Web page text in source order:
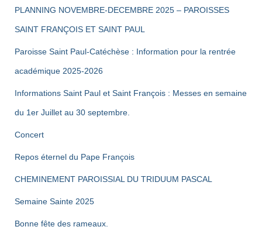
PLANNING NOVEMBRE-DECEMBRE 2025 – PAROISSES
SAINT FRANÇOIS ET SAINT PAUL
Paroisse Saint Paul-Catéchèse : Information pour la rentrée
académique 2025-2026
Informations Saint Paul et Saint François : Messes en semaine
du 1er Juillet au 30 septembre.
Concert
Repos éternel du Pape François
CHEMINEMENT PAROISSIAL DU TRIDUUM PASCAL
Semaine Sainte 2025
Bonne fête des rameaux.